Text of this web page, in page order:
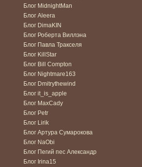
Блог MidnightMan
Блог Aleera
Блог DimaKIN
Блог Роберта Виллэна
Блог Павла Тракселя
Блог KillStar
Блог Bill Compton
Блог Nightmare163
Блог Dmitrythewind
Блог it_is_apple
Блог MaxCady
Блог Petr
Блог Lirik
Блог Артура Сумарокова
Блог NaObi
Блог Пегий пес Александр
Блог Irina15